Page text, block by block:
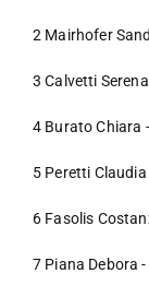
2 Mairhofer
3 Calvetti
4 Burato Chiara
5 Peretti
6 Fasolis
7 Piana Debora